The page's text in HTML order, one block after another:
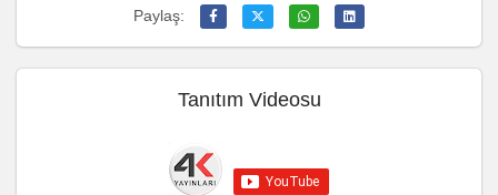
Paylaş:
Tanıtım Videosu